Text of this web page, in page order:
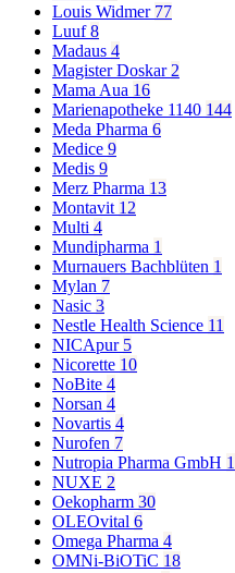
Louis Widmer 77
Luuf8
Madaus 4
Magister Doskar2
Mama Aua 16
Marienapotheke 1140 144
Meda Pharma 6
Medice 9
Medis 9
Merz Pharma 13
Montavit 12
Multi 4
Mundipharma 1
Murnauers Bachblüten 1
Mylan 7
Nasic 3
Nestle Health Science 11
NICApur 5
Nicorette 10
NoBite 4
Norsan 4
Novartis 4
Nurofen 7
Nutropia Pharma GmbH 1
NUXE 2
Oekopharm 30
OLEOvital 6
Omega Pharma 4
OMNi-BiOTiC 18